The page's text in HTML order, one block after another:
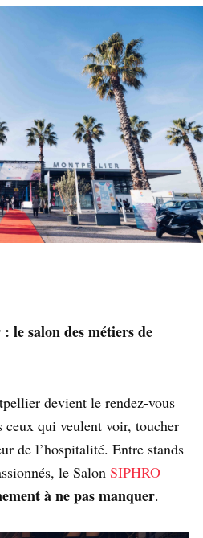
le salon des métiers de
devient le rendez-vous
qui veulent voir, toucher
de l’hospitalité. Entre stands
le Salon SIPHRO
à ne pas manquer.